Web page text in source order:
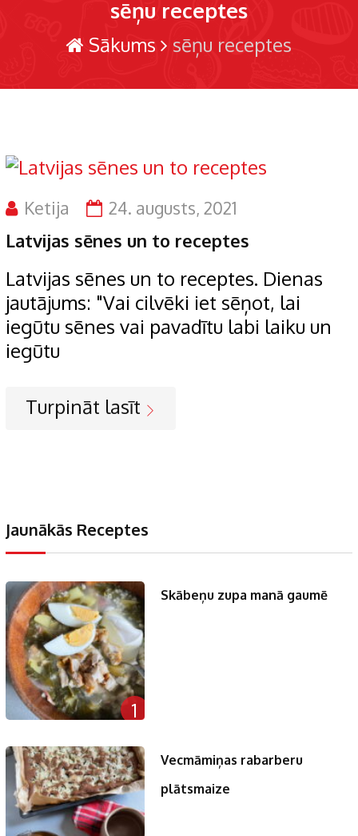
sēņu receptes
Sākums sēņu receptes
Ketija 24. augusts, 2021
Latvijas sēnes un to receptes
Latvijas sēnes un to receptes. Dienas
jautājums: "Vai cilvēki iet sēņot, lai
iegūtu sēnes vai pavadītu labi laiku un
iegūtu
Turpināt lasīt
Jaunākās Receptes
1
Skābeņu zupa manā gaumē
Vecmāmiņas rabarberu
plātsmaize